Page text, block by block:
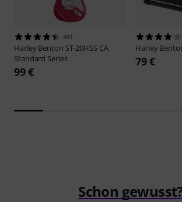
461
Harley Benton ST-20HSS CA
Standard Series
99 €
Harley
79 €
Schon